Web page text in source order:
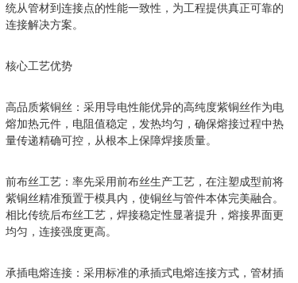
统从管材到连接点的性能一致性，为工程提供真正可靠的
连接解决方案。
核心工艺优势
高品质紫铜丝：采用导电性能优异的高纯度紫铜丝作为电
熔加热元件，电阻值稳定，发热均匀，确保熔接过程中热
量传递精确可控，从根本上保障焊接质量。
前布丝工艺：率先采用前布丝生产工艺，在注塑成型前将
紫铜丝精准预置于模具内，使铜丝与管件本体完美融合。
相比传统后布丝工艺，焊接稳定性显著提升，熔接界面更
均匀，连接强度更高。
承插电熔连接：采用标准的承插式电熔连接方式，管材插